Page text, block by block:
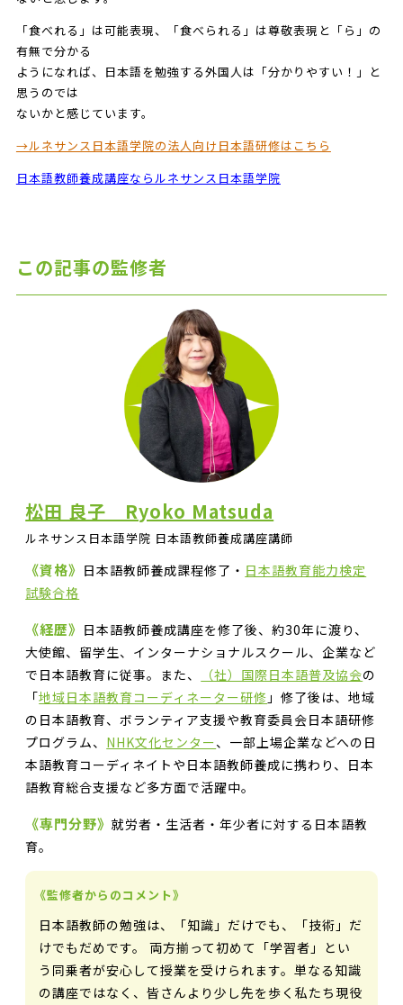
「食べれる」は可能表現、「食べられる」は尊敬表現と「ら」の
有無で分かる
ようになれば、日本語を勉強する外国人は「分かりやすい！」と
思うのでは
ないかと感じています。
→ルネサンス日本語学院の法人向け日本語研修はこちら
日本語教師養成講座ならルネサンス日本語学院
この記事の監修者
松田 良子 Ryoko Matsuda
ルネサンス日本語学院 日本語教師養成講座講師
《資格》 日本語教師養成課程修了・ 日本語教育能力検定
試験合格
《経歴》 日本語教師養成講座を修了後、約30年に渡り、
大使館、留学生、インターナショナルスクール、企業など
で日本語教育に従事。また、
（社）国際日本語普及協会の
「地域日本語教育コーディネーター研修 」修了後は、地域
の日本語教育、ボランティア支援や教育委員会日本語研修
プログラム、 NHK文化センター、一部上場企業などへの日
本語教育コーディネイトや日本語教師養成に携わり、日本
語教育総合支援など多方面で活躍中。
《専門分野》就労者・生活者・年少者に対する日本語教
育。
《監修者からのコメント》
日本語教師の勉強は、「知識」だけでも、「技術」だ
けでもだめです。 両方揃って初めて「学習者」とい
う同乗者が安心して授業を受けられます。単なる知識
の講座ではなく、皆さんより少し先を歩く私たち現役